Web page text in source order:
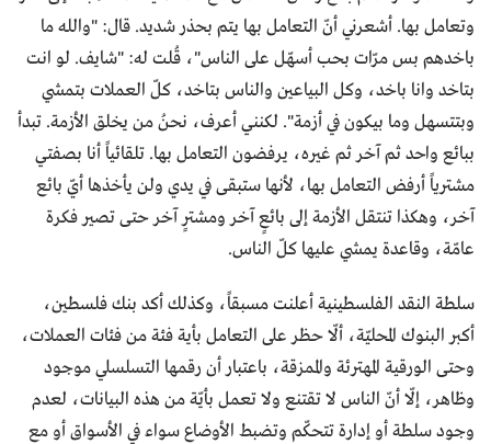
وتعامل بها. أشعرني أنّ التعامل بها يتم بحذر شديد. قال: "والله ما
باخدهم بس مرّات بحب أسهّل على الناس"، قُلت له: "شايف. لو انت
بتاخد وانا باخد، وكل البياعين والناس بتاخد، كلّ العملات بتمشي
وبتتسهل وما بيكون في أزمة". لكنني أعرف، نحنُ من يخلق الأزمة. تبدأ
ببائع واحد ثم آخر ثم غيره، يرفضون التعامل بها. تلقائياً أنا بصفتي
مشترياً أرفض التعامل بها، لأنها ستبقى في يدي ولن يأخذها أيّ بائع
آخر، وهكذا تنتقل الأزمة إلى بائعٍ آخر ومشترٍ آخر حتى تصير فكرة
عامّة، وقاعدة يمشي عليها كلّ الناس.
سلطة النقد الفلسطينية أعلنت مسبقاً، وكذلك أكد بنك فلسطين،
أكبر البنوك المحليّة، ألّا حظر على التعامل بأية فئة من فئات العملات،
وحتى الورقية المهترئة والممزقة، باعتبار أن رقمها التسلسلي موجود
وظاهر، إلّا أنّ الناس لا تقتنع ولا تعمل بأيّة من هذه البيانات، لعدم
وجود سلطة أو إدارة تتحكّم وتضبط الأوضاع سواء في الأسواق أو مع